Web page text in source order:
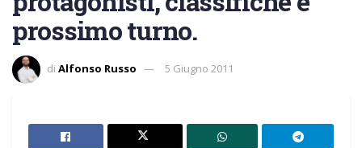
prossimo turno.
di Alfonso Russo 5 Giugno 2011